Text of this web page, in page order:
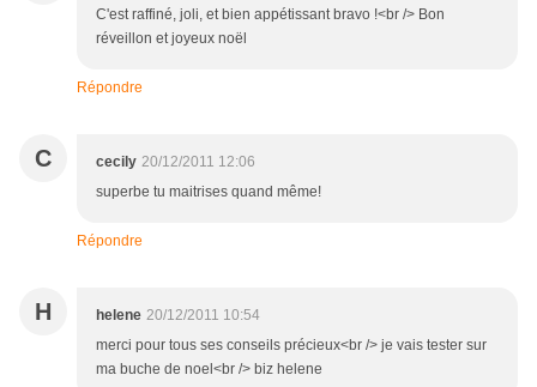
C'est raffiné, joli, et bien appétissant bravo !<br /> Bon
réveillon et joyeux noël
Répondre
C cecily 20/12/2011 12:06
superbe tu maitrises quand même!
Répondre
H helene 20/12/2011 10:54
merci pour tous ses conseils précieux<br /> je vais tester sur
ma buche de noel<br /> biz helene